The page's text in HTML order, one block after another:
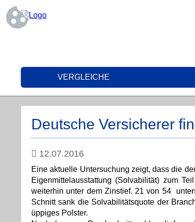
VERGLEICHE
Deutsche Versicherer
12.07.2016
Eine aktuelle Untersuchung zeigt, dass die
Eigenmittelausstattung (Solvabilität) zum
weiterhin unter dem Zinstief. 21 von 54
Schnitt sank die Solvabilitätsquote der
üppiges Polster.